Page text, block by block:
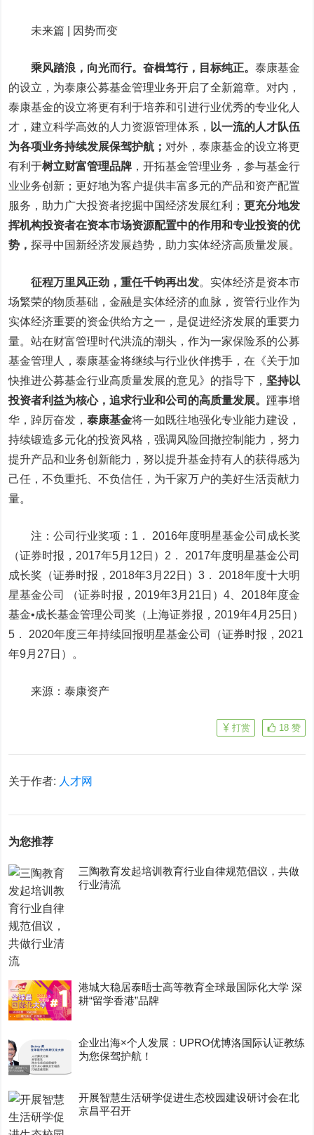
未来篇 | 因势而变
乘风踏浪，向光而行。奋楫笃行，目标纯正。泰康基金
的设立，为泰康公募基金管理业务开启了全新篇章。对内，
泰康基金的设立将更有利于培养和引进行业优秀的专业化人
才，建立科学高效的人力资源管理体系 ， 以一流的人才队伍
为各项业务持续发展保驾护航； 对外，泰康基金的设立将更
有利于树立财富管理品牌 ，开拓基金管理业务，参与基金行
业业务创新；更好地为客户提供丰富多元的产品和资产配置
服务，助力广大投资者挖掘中国经济发展红利；更充分地发
挥机构投资者在资本市场资源配置中的作用和专业投资的优
势，探寻中国新经济发展趋势，助力实体经济高质量发展。
征程万里风正劲，重任千钧再出发。 实体经济是资本市
场繁荣的物质基础，金融是实体经济的血脉，资管行业作为
实体经济重要的资金供给方之一，是促进经济发展的重要力
量。站在财富管理时代洪流的潮头，作为一家保险系的公募
基金管理人，泰康基金将继续与行业伙伴携手，在《关于加
快推进公募基金行业高质量发展的意见》的指导下， 坚持以
投资者利益为核心，追求行业和公司的高质量发展。 踵事增
华，踔厉奋发，泰康基金将一如既往地强化专业能力建设，
持续锻造多元化的投资风格，强调风险回撤控制能力，努力
提升产品和业务创新能力，努以提升基金持有人的获得感为
己任，不负重托、不负信任，为千家万户的美好生活贡献力
量。
注：公司行业奖项：1． 2016年度明星基金公司成长奖
（证券时报，2017年5月12日）2． 2017年度明星基金公司
成长奖（证券时报，2018年3月22日）3． 2018年度十大明
星基金公司 （证券时报，2019年3月21日）4、2018年度金
基金•成长基金管理公司奖（上海证券报，2019年4月25日）
5． 2020年度三年持续回报明星基金公司（证券时报，2021
年9月27日）。
来源：泰康资产
18 赞
打赏
关于作者: 人才网
为您推荐
三陶教育发起培训教育行业自律规范倡议，共做
行业清流
港城大稳居泰晤士高等教育全球最国际化大学 深
耕“留学香港”品牌
企业出海×个人发展：UPRO优博洛国际认证教练
为您保驾护航！
开展智慧生活研学促进生态校园建设研讨会在北
京昌平召开